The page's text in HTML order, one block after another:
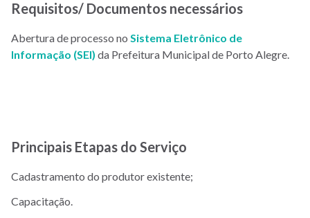
Requisitos/ Documentos necessários
Abertura de processo no Sistema Eletrônico de
Informação (SEI) da Prefeitura Municipal de Porto Alegre.
Principais Etapas do Serviço
Cadastramento do produtor existente;
Capacitação.